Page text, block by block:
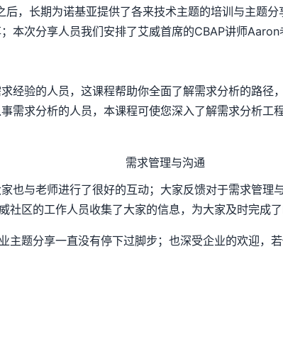
，长期为诺基亚提供了各来技术主题的培训与主题
本次分享人员我们安排了艾威首席的CBAP讲师
经验的人员，这课程帮助你全面了解需求分析的路
需求分析的人员，本课程可使您深入了解需求分析工
也与老师进行了很好的互动；大家反馈对于需求管理
区的工作人员收集了大家的信息，为大家及时完成了
主题分享一直没有停下过脚步；也深受企业的欢迎，